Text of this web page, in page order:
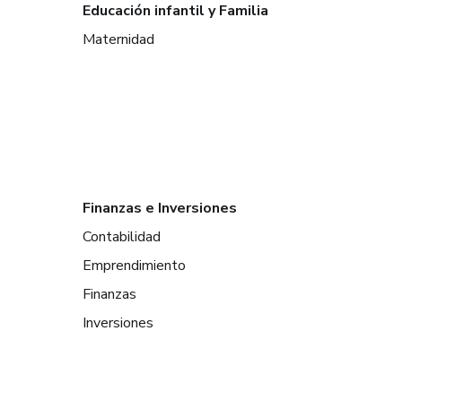
Educación infantil y Familia
Maternidad
Finanzas e Inversiones
Contabilidad
Emprendimiento
Finanzas
Inversiones